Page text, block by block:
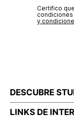
Certifico
y
DESCUBRE
LINKS DE